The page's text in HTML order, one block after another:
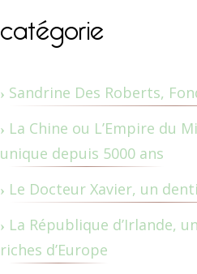
catégorie
Sandrine Des Roberts,
La Chine ou L’Empire du
unique depuis 5000 ans
Le Docteur Xavier, un
La République d’Irlande,
riches d’Europe